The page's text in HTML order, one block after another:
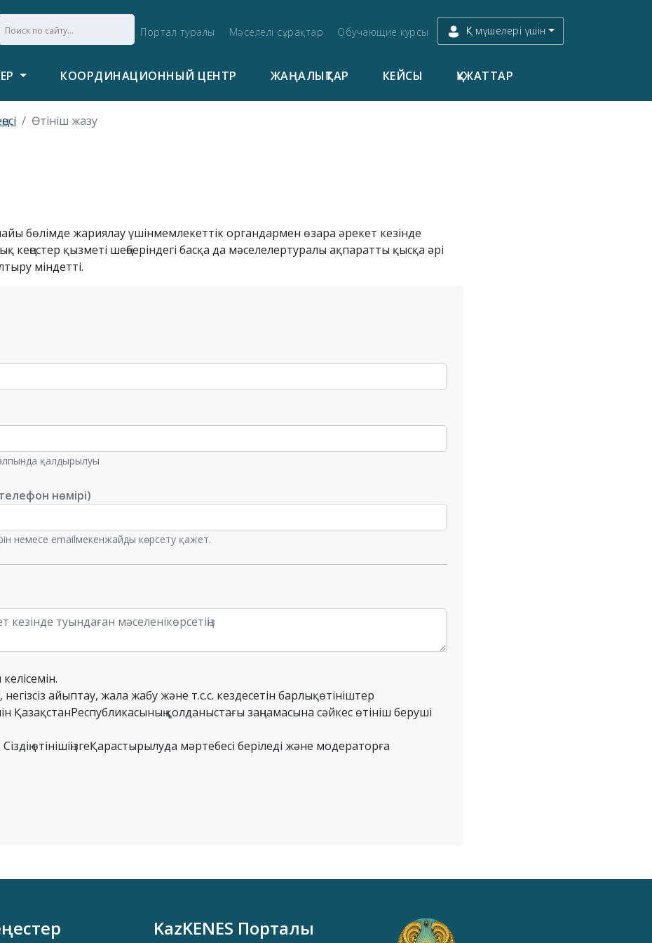
Портал туралы Мәселелі сұрақтар Обучающие курсы ҚК мүшелері үшін
КООРДИНАЦИОННЫЙ ЦЕНТР ЖАҢАЛЫҚТАР КЕЙСЫ ҚҰЖАТТАР
Өтініш жазу
бөлімде жариялау үшінмемлекеттік органдармен өзара әрекет кезінде
кеңестер қызметі шеңберіндегі басқа да мәселелертуралы ақпаратты қысқа әрі
міндетті.
қалдырылуы
нөмірі)
немесе emailмекенжайды көрсету қажет.
айыптау, жала жабу және т.с.с. кездесетін барлықөтініштер
ҚазақстанРеспубликасының қолданыстағы заңнамасына сәйкес өтініш беруші
өтінішіңізгеҚарастырылуда мәртебесі беріледі және модераторға
KazKENES Порталы